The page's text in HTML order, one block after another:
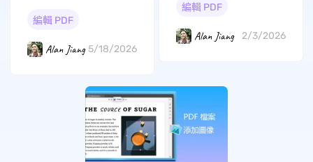
編輯 PDF
Alan Jiang 5/18/2026
編輯 PDF
Alan Jiang 2/3/2026